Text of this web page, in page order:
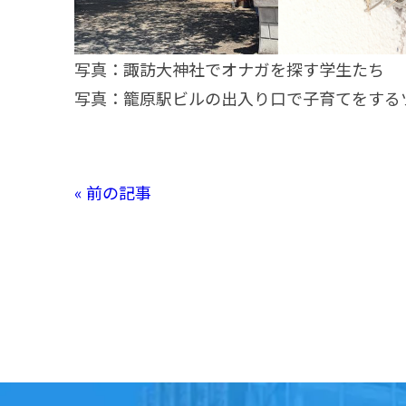
写真：諏訪大神社でオナガを探す学生たち
写真：籠原駅ビルの出入り口で子育てをする
« 前の記事